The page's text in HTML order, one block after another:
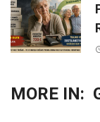
MORE IN: